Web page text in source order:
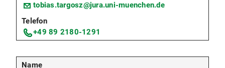
tobias.targosz@jura.uni-muenchen.de
+49 89 2180-1291